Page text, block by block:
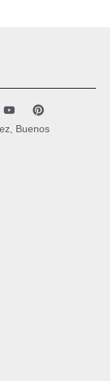
Buenos